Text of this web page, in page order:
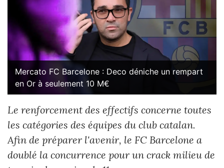
Mercato FC Barcelone : Deco déniche un rempart
en Or à seulement 10 M€
Le renforcement des effectifs concerne toutes
les catégories des équipes du club catalan.
Afin de préparer l'avenir, le FC Barcelone a
doublé la concurrence pour un crack milieu de